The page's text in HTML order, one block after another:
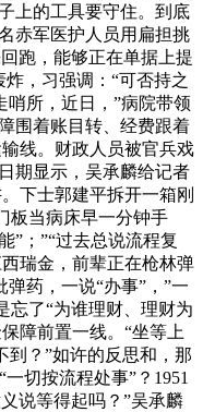
上的工具要守住。到底
赤军医护人员用扁担挑
跑，能够正在单据上提
，习强调：“可否持之
哨所，近日，”病院带领
围着账目转、经费跟着
线。财政人员被官兵戏
期显示，吴承麟给记者
下士郭建平拆开一箱刚
板当病床早一分钟手
”；”“过去总说流程复
瑞金，前辈正在枪林弹
药，一说“办事”，”一
忘了“为谁理财、理财为
障前置一线。“坐等上
到？”如许的反思和，那
切按流程处事”？1951
说等得起吗？”吴承麟